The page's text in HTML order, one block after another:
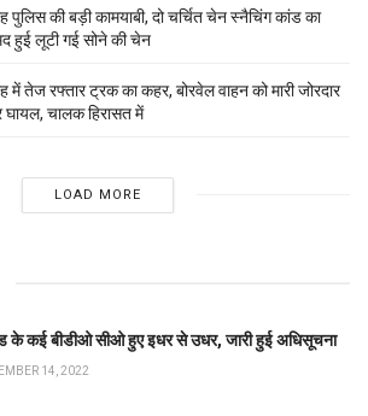
पुलिस की बड़ी कामयाबी, दो चर्चित चेन स्नैचिंग कांड का
हुई लूटी गई सोने की चेन
में तेज रफ्तार ट्रक का कहर, बोरवेल वाहन को मारी जोरदार
चालक हिरासत में
LOAD MORE
के कई बीडीओ सीओ हुए इधर से उधर, जारी हुई अधिसूचना
14, 2022